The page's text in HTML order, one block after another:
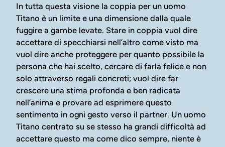
In tutta questa visione la coppia per un uomo
Titano è un limite e una dimensione dalla quale
fuggire a gambe levate. Stare in coppia vuol dire
accettare di specchiarsi nell’altro come visto ma
vuol dire anche proteggere per quanto possibile la
persona che hai scelto, cercare di farla felice e non
solo attraverso regali concreti; vuol dire far
crescere una stima profonda e ben radicata
nell’anima e provare ad esprimere questo
sentimento in ogni gesto verso il partner. Un uomo
Titano centrato su se stesso ha grandi difficoltà ad
accettare questo ma come dico sempre, niente è